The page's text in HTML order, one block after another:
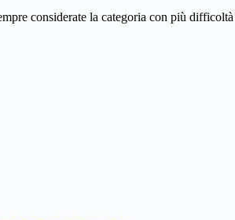
considerate la categoria con più